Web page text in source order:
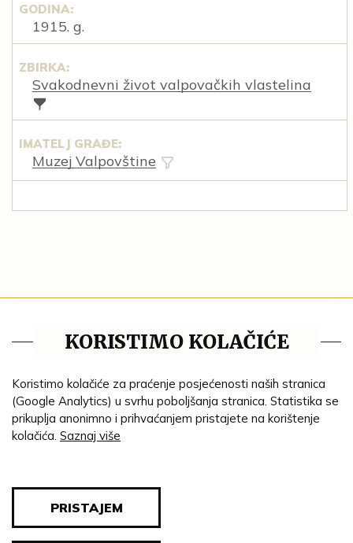
GODINA:
1915. g.
ZBIRKA:
Svakodnevni život valpovačkih vlastelina
IMATELJ GRAĐE:
Muzej Valpovštine
Impresum
Ustanove
Lenta vremena
Genealogija
KORISTIMO KOLAČIĆE
Koristimo kolačiće za praćenje posjećenosti naših stranica
(Google Analytics) u svrhu poboljšanja stranica. Statistika se
prikuplja anonimno i prihvaćanjem pristajete na korištenje
kolačića. Saznaj više
PRISTAJEM